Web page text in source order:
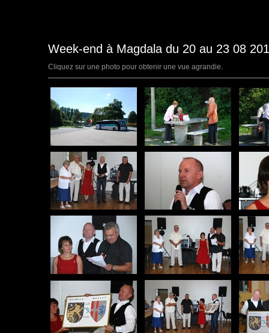
Week-end à Magdala du 20 au 23 08
Cliquez sur une photo pour obtenir une vue agrandie.